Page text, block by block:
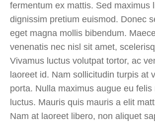
fermentum ex mattis. Sed maximus
dignissim pretium euismod. Donec
eget magna mollis bibendum.
venenatis nec nisl sit amet,
Vivamus luctus volutpat tortor, ac
laoreet id. Nam sollicitudin turpis at
porta. Nulla maximus augue eu felis
luctus. Mauris quis mauris a elit
Nam at laoreet libero, non aliquet